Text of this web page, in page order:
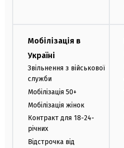
Мобілізація в
Україні
Звільнення з військової
служби
Мобілізація 50+
Мобілізація жінок
Контракт для 18-24-
річних
Відстрочка від